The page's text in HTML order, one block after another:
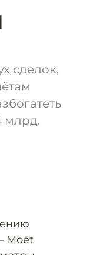
сделок,
млрд.
Moët